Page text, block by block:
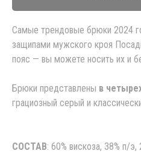
Самые трендовые брюки 2024
защипами мужского кроя
пояс — вы можете носить их и
Брюки представлены в
грациозный серый и
СОСТАВ: 60% вискоза, 38% п/э,